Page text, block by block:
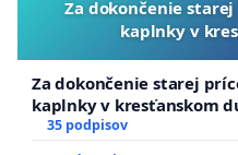
Za dokončenie
kaplnky v
Za dokončenie starej
kaplnky v kresťanskom
35 podpisov